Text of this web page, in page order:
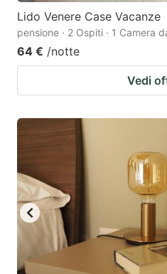
Lido Venere Case Vacanze
pensione · 2 Ospiti · 1 Camera
64 € /notte
Vedi